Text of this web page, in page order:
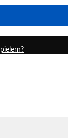
12:29